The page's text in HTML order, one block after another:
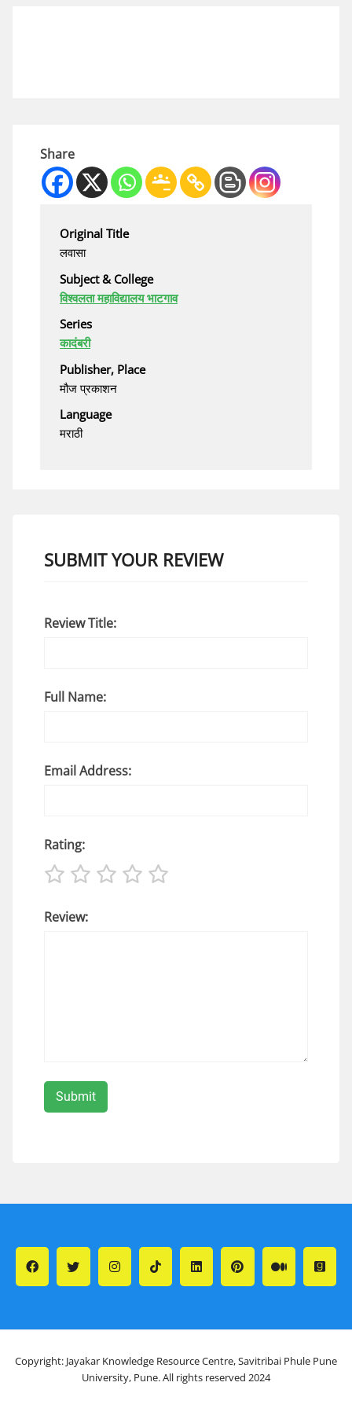
Share
Original Title
लवासा
Subject & College
विश्वलता महाविद्यालय भाटगाव
Series
कादंबरी
Publisher, Place
मौज प्रकाशन
Language
मराठी
SUBMIT YOUR REVIEW
Review Title:
Full Name:
Email Address:
Rating:
Review:
Copyright: Jayakar Knowledge Resource Centre, Savitribai Phule Pune
University, Pune. All rights reserved 2024